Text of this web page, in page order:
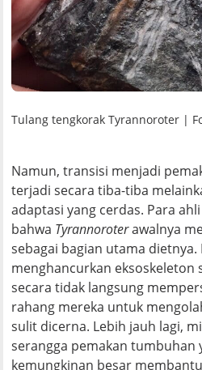
Tulang tengkorak Tyrannoroter |
Namun, transisi menjadi
terjadi secara tiba-tiba
adaptasi yang cerdas. Para
bahwa Tyrannoroterawalnya
sebagai bagian utama dietnya.
menghancurkan eksoskeleton
secara tidak langsung
rahang mereka untuk
sulit dicerna. Lebih jauh lagi,
serangga pemakan tumbuhan
kemungkinan besar